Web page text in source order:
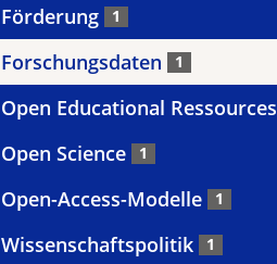
Förderung 1
Forschungsdaten 1
Open Educational Ressources
Open Science 1
Open-Access-Modelle 1
Wissenschaftspolitik 1